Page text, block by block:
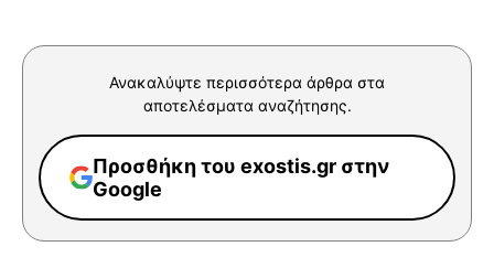
Ανακαλύψτε περισσότερα άρθρα στα
αποτελέσματα αναζήτησης.
Προσθήκη του exostis.gr στην
Google